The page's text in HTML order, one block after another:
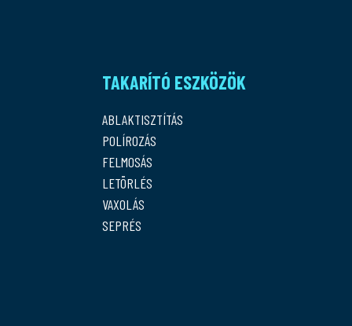
TAKARÍTÓ ESZKÖZÖK
ABLAKTISZTÍTÁS
POLÍROZÁS
FELMOSÁS
LETÖRLÉS
VAXOLÁS
SEPRÉS